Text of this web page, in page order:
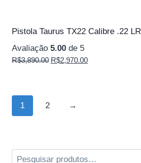
Pistola Taurus TX22 Calibre .22 LR
Avaliação 5.00 de 5
R$3,890.00 O
R$3,890.00.
R$2,970.00O
1 2 →
Pesquisar